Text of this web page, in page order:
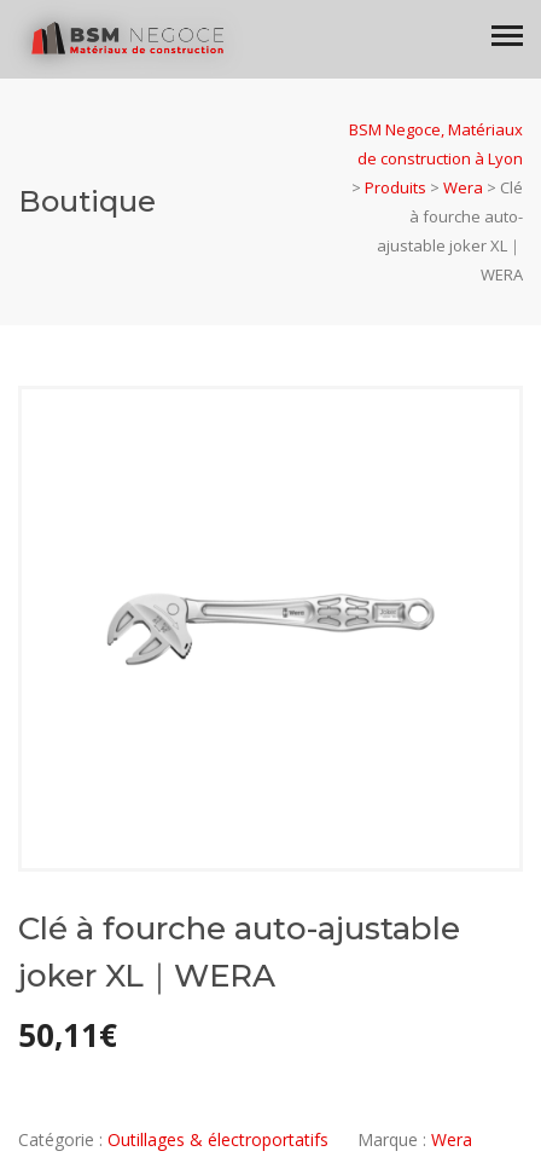
Boutique
BSM Negoce, Matériaux
de construction à Lyon
> Produits > Wera > Clé
à fourche auto-
ajustable joker XL｜
WERA
Clé à fourche auto-ajustable
joker XL｜WERA
50,11€
Catégorie : Outillages & électroportatifs Marque : Wera